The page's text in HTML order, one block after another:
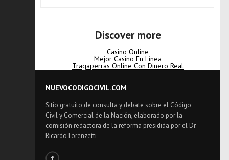
Discover more
Casino Online
Mejor Casino En Línea
Tragaperras Online Con Dinero Real
NUEVOCODIGOCIVIL.COM
Sitio gratuito de consulta y debate sobre el Código
Civil y Comercial de la Nación, elaborado por la
comisión redactora de la reforma presidida por el Dr.
Ricardo Lorenzetti